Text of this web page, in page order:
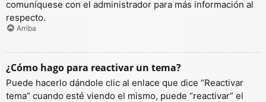
comuníquese con el administrador para más información al
respecto.
Arriba
¿Cómo hago para reactivar un tema?
Puede hacerlo dándole clic al enlace que dice “Reactivar
tema” cuando esté viendo el mismo, puede “reactivar” el